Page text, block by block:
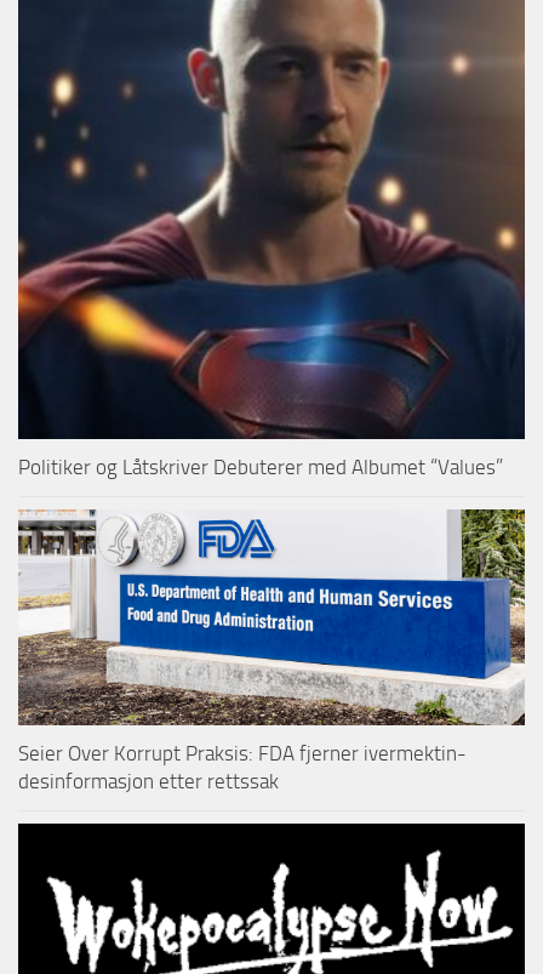
Politiker og Låtskriver Debuterer med Albumet “Values”
Seier Over Korrupt Praksis: FDA fjerner ivermektin-
desinformasjon etter rettssak